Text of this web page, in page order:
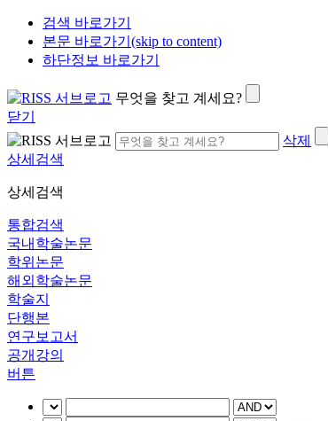
검색 바로가기
본문 바로가기(skip to content)
하단정보 바로가기
무엇을 찾고 계세요?
닫기
삭제
상세검색
상세검색
통합검색
국내학술논문
학위논문
해외학술논문
학술지
단행본
연구보고서
공개강의
버튼